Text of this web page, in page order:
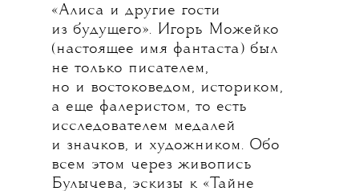
«Алиса и другие гости
из будущего». Игорь Можейко
(настоящее имя фантаста) был
не только писателем,
но и востоковедом, историком,
а еще фалеристом, то есть
исследователем медалей
и значков, и художником. Обо
всем этом через живопись
Булычева, эскизы к «Тайне